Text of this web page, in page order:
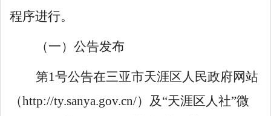
程序进行。
（一） 公告发布
第1号公告在三亚市天涯区人民政府网站
（http://ty.sanya.gov.cn/） 及 “天涯区人社”微